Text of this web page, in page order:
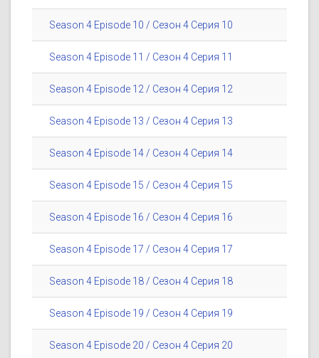
Season 4 Episode 10 / Сезон 4 Серия 10
Season 4 Episode 11 / Сезон 4 Серия 11
Season 4 Episode 12 / Сезон 4 Серия 12
Season 4 Episode 13 / Сезон 4 Серия 13
Season 4 Episode 14 / Сезон 4 Серия 14
Season 4 Episode 15 / Сезон 4 Серия 15
Season 4 Episode 16 / Сезон 4 Серия 16
Season 4 Episode 17 / Сезон 4 Серия 17
Season 4 Episode 18 / Сезон 4 Серия 18
Season 4 Episode 19 / Сезон 4 Серия 19
Season 4 Episode 20 / Сезон 4 Серия 20